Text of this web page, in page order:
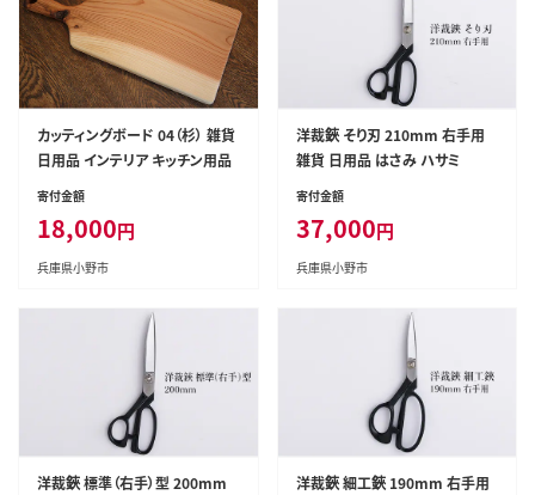
カッティングボード 04（杉） 雑貨
日用品 インテリア キッチン用品
寄付金額
18,000円
兵庫県小野市
洋裁鋏 そり刃 210mm 右手用
雑貨 日用品 はさみ ハサミ
寄付金額
37,000円
兵庫県小野市
洋裁鋏 標準（右手）型 200mm
洋裁鋏 細工鋏 190mm 右手用